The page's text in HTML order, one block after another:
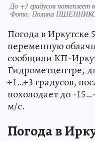
До +3 градусов потеплеет
Фото: Полина
Погода в Иркутске
переменную
сообщили КП-
Гидрометцентре,
+1…+3 градусов,
похолодает до -
м/с.
Погода в